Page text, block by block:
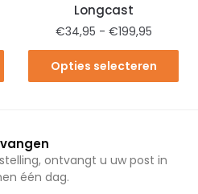
Longcast
€34,95 - €199,95
Opties selecteren
ontvangt u uw post in
één dag.